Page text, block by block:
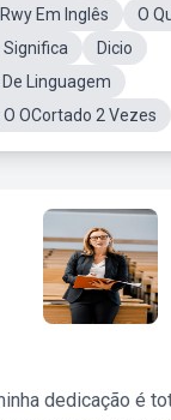
Em Inglês
O
Significa
Dicio
Linguagem
OCortado 2 Vezes
dedicação é